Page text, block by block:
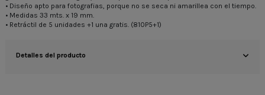
• Diseño apto para fotografias, porque no se seca ni amarillea con el tiempo.
• Medidas 33 mts. x 19 mm.
• Retráctil de 5 unidades +1 una gratis. (810P5+1)
Detalles del producto